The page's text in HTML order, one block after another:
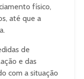
físico,
até que a
de
e das
com a situação